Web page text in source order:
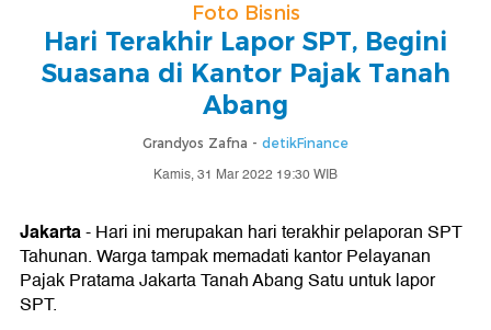
Foto Bisnis
Hari Terakhir Lapor SPT, Begini
Suasana di Kantor Pajak Tanah
Abang
Grandyos Zafna - detikFinance
Kamis, 31 Mar 2022 19:30 WIB
Jakarta- Hari ini merupakan hari terakhir pelaporan SPT
Tahunan. Warga tampak memadati kantor Pelayanan
Pajak Pratama Jakarta Tanah Abang Satu untuk lapor
SPT.